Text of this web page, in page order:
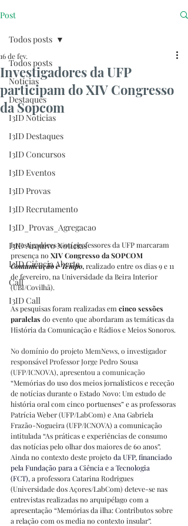
Post
Todos posts
Notícias
Destaques
I3ID Noticias
I3ID Destaques
I3ID Concursos
I3ID Eventos
I3ID Provas
I3ID Recrutamento
I3ID_Provas_Agregacao
I3ID Arquivo Notícias
I3ID Ciência Aberta
Call
I3ID Call
Todos posts
Investigadores da UFP
participam do XIV Congresso
da Sopcom
16 de fev.
Investigadores e/ou professores da UFP marcaram
presença no XIV Congresso da SOPCOM
Comunicação e Tempo, realizado entre os dias 9 e 11
de fevereiro, na Universidade da Beira Interior
(UBI/Covilhã).
As pesquisas foram realizadas em cinco sessões
paralelas do evento que abordaram as temáticas da
História da Comunicação e Rádios e Meios Sonoros.
No domínio do projeto MemNews, o investigador
responsável Professor Jorge Pedro Sousa
(UFP/ICNOVA), apresentou a comunicação
“Memórias do uso dos meios jornalísticos e receção
de notícias durante o Estado Novo: Um estudo de
história oral com cinco portuenses” e as professoras
Patrícia Weber (UFP/LabCom) e Ana Gabriela
Frazão-Nogueira (UFP/ICNOVA) a comunicação
intitulada “As práticas e experiências de consumo
das notícias pelo olhar dos maiores de 60 anos”.
Ainda no contexto deste projeto da UFP, financiado
pela Fundação para a Ciência e a Tecnologia
(FCT), a professora Catarina Rodrigues
(Universidade dos Açores/LabCom) deteve-se nas
entrevistas realizadas no arquipélago com a
apresentação “Memórias da ilha: Contributos sobre
a relação com os media no contexto insular”.